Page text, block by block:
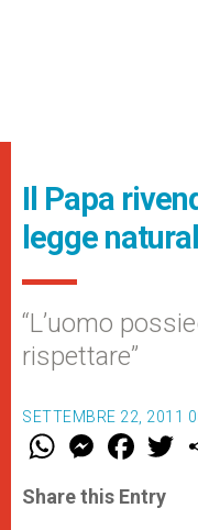
Il Papa
legge
“L’uomo
rispettare”
SETTEMBRE 22, 2011
W
t
s
M
e
s
e
F
a
e
b
w
Share this Entry